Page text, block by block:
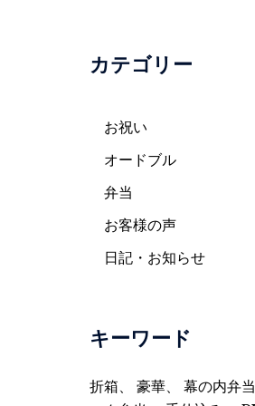
カテゴリー
お祝い
オードブル
弁当
お客様の声
日記・お知らせ
キーワード
折箱、 豪華、 幕の内弁当